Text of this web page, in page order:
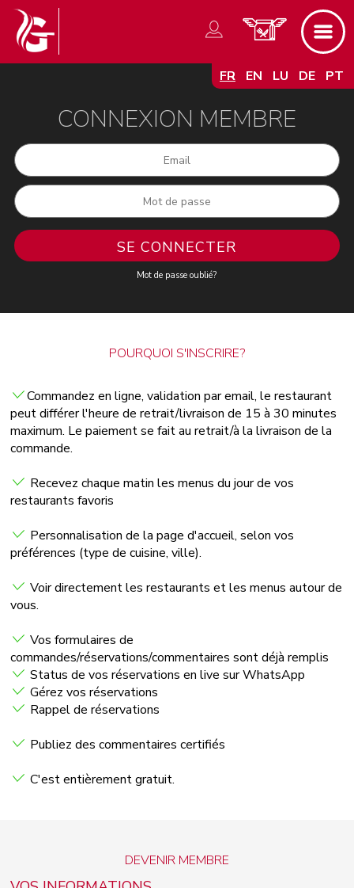
FR EN LU DE PT
CONNEXION MEMBRE
Mot de passe oublié?
POURQUOI S'INSCRIRE?
Commandez en ligne, validation par email, le restaurant
peut différer l'heure de retrait/livraison de 15 à 30 minutes
maximum. Le paiement se fait au retrait/à la livraison de la
commande.
Recevez chaque matin les menus du jour de vos
restaurants favoris
Personnalisation de la page d'accueil, selon vos
préférences (type de cuisine, ville).
Voir directement les restaurants et les menus autour de
vous.
Vos formulaires de
commandes/réservations/commentaires sont déjà remplis
Status de vos réservations en live sur WhatsApp
Gérez vos réservations
Rappel de réservations
Publiez des commentaires certifiés
C'est entièrement gratuit.
DEVENIR MEMBRE